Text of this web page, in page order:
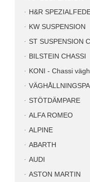
H&R
KW SUSPENSION
ST SUSPENSION
BILSTEIN CHASSI
KONI - Chassi
STÖTDÄMPARE
ALFA ROMEO
ALPINE
ABARTH
AUDI
ASTON MARTIN